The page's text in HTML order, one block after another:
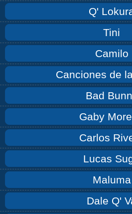
Q'
Tini
Camilo
Canciones de
Bad
Gaby
Carlos
Lucas
Maluma
Dale Q'